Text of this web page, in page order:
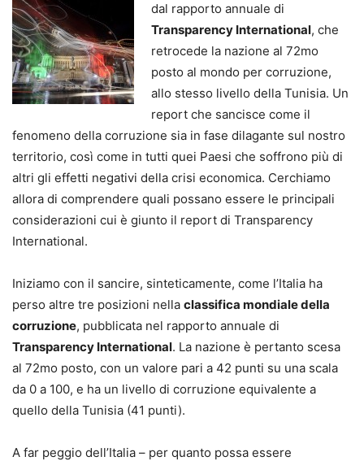
dal rapporto annuale di
Transparency International, che
retrocede la nazione al 72mo
posto al mondo per corruzione,
allo stesso livello della Tunisia. Un
report che sancisce come il
fenomeno della corruzione sia in fase dilagante sul nostro
territorio, così come in tutti quei Paesi che soffrono più di
altri gli effetti negativi della crisi economica. Cerchiamo
allora di comprendere quali possano essere le principali
considerazioni cui è giunto il report di Transparency
International.
Iniziamo con il sancire, sinteticamente, come l’Italia ha
perso altre tre posizioni nella classifica mondiale della
corruzione, pubblicata nel rapporto annuale di
Transparency International. La nazione è pertanto scesa
al 72mo posto, con un valore pari a 42 punti su una scala
da 0 a 100, e ha un livello di corruzione equivalente a
quello della Tunisia (41 punti).
A far peggio dell’Italia – per quanto possa essere